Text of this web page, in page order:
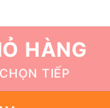
HÀNG